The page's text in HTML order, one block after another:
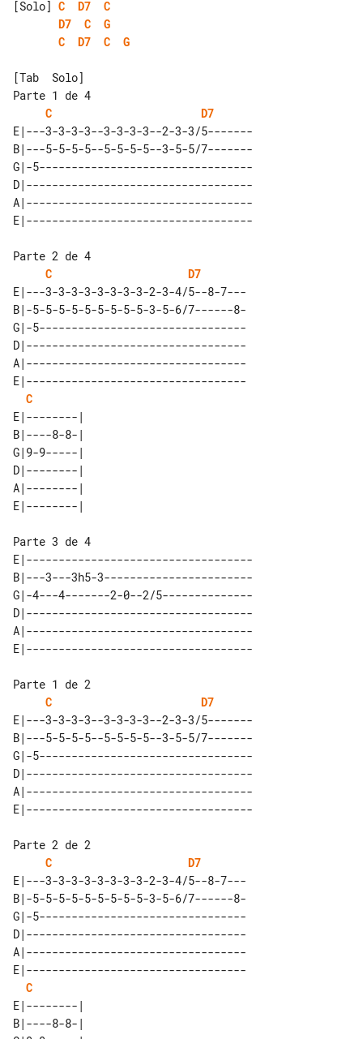
[Solo] C D7
C
D7
C
G
C
D7 C G
[Tab  Solo]
Parte 1 de 4
C
D7
E|---3-3-3-3--3-3-3-3--2-3-3/5-------
B|---5-5-5-5--5-5-5-5--3-5-5/7-------
G|-5---------------------------------
D|-----------------------------------
A|-----------------------------------
Parte 2 de 4
C
D7
E|---3-3-3-3-3-3-3-3-2-3-4/5--8-7---
B|-5-5-5-5-5-5-5-5-5-3-5-6/7------8-
G|-5--------------------------------
D|----------------------------------
A|----------------------------------
E|----------------------------------
C
E|--------|
B|----8-8-|
G|9-9-----|
D|--------|
A|--------|
Parte 3 de 4
E|-----------------------------------
B|---3---3h5-3-----------------------
G|-4---4-------2-0--2/5--------------
D|-----------------------------------
A|-----------------------------------
Parte 1 de 2
C
D7
E|---3-3-3-3--3-3-3-3--2-3-3/5-------
B|---5-5-5-5--5-5-5-5--3-5-5/7-------
G|-5---------------------------------
D|-----------------------------------
A|-----------------------------------
Parte 2 de 2
C
D7
E|---3-3-3-3-3-3-3-3-2-3-4/5--8-7---
B|-5-5-5-5-5-5-5-5-5-3-5-6/7------8-
G|-5--------------------------------
D|----------------------------------
A|----------------------------------
E|----------------------------------
C
E|--------|
B|----8-8-|